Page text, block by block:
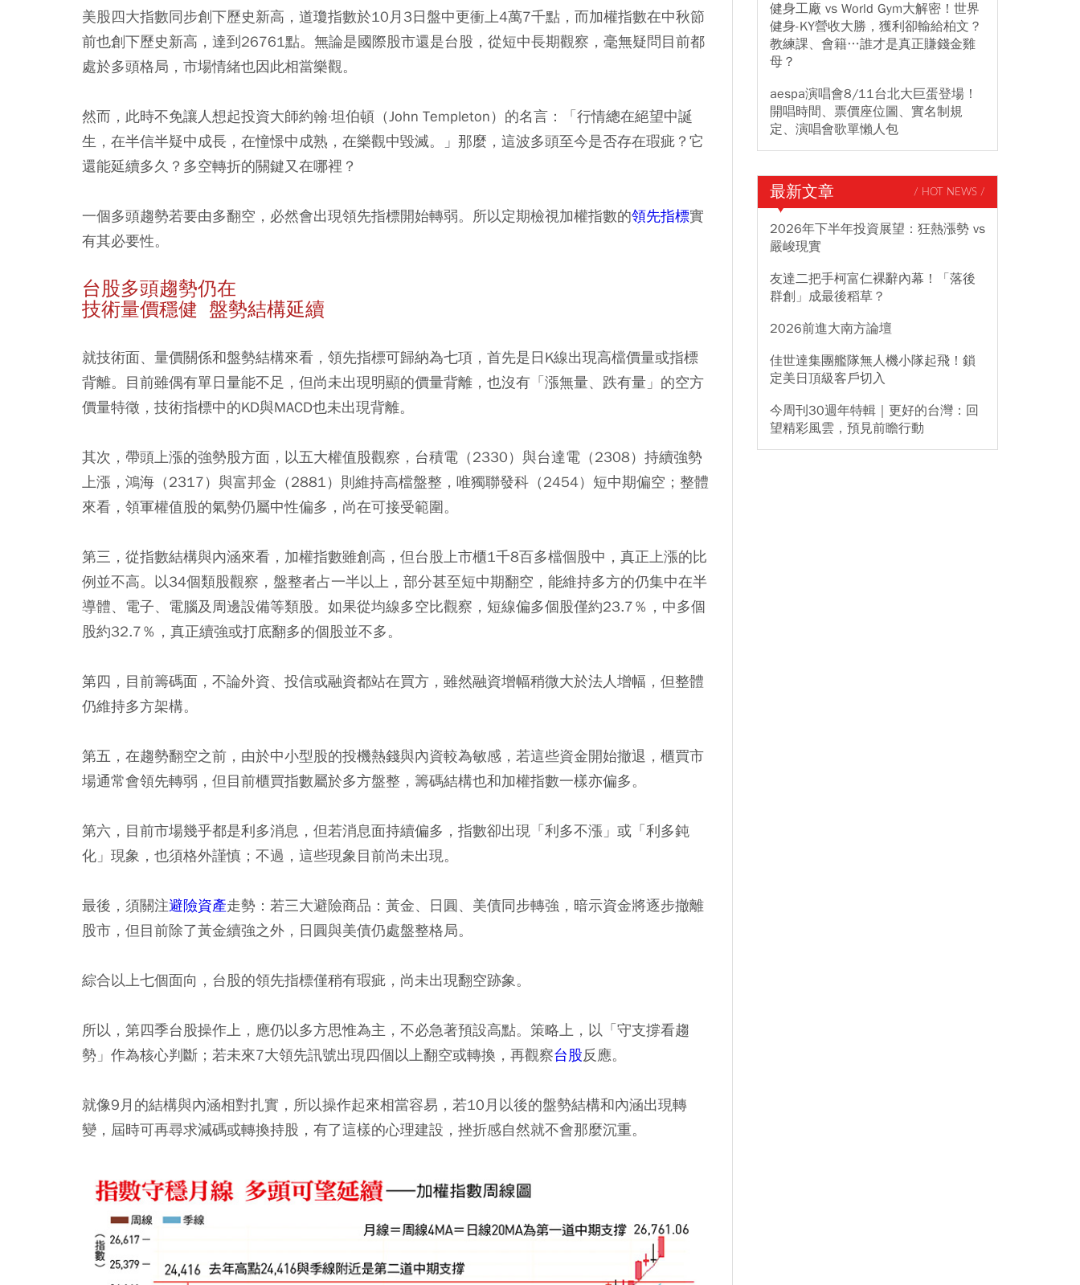
美股四大指數同步創下歷史新高，道瓊指數於10月3日盤中更衝上4萬7千點，而加權指數在中秋節
前也創下歷史新高，達到26761點。無論是國際股市還是台股，從短中長期觀察，毫無疑問目前都
處於多頭格局，市場情緒也因此相當樂觀。
然而，此時不免讓人想起投資大師約翰·坦伯頓（John Templeton）的名言：「行情總在絕望中誕
生，在半信半疑中成長，在憧憬中成熟，在樂觀中毀滅。」那麼，這波多頭至今是否存在瑕疵？它
還能延續多久？多空轉折的關鍵又在哪裡？
一個多頭趨勢若要由多翻空，必然會出現領先指標開始轉弱。所以定期檢視加權指數的領先指標實
有其必要性。
台股多頭趨勢仍在
技術量價穩健 盤勢結構延續
就技術面、量價關係和盤勢結構來看，領先指標可歸納為七項，首先是日K線出現高檔價量或指標
背離。目前雖偶有單日量能不足，但尚未出現明顯的價量背離，也沒有「漲無量、跌有量」的空方
價量特徵，技術指標中的KD與MACD也未出現背離。
其次，帶頭上漲的強勢股方面，以五大權值股觀察，台積電（2330）與台達電（2308）持續強勢
上漲，鴻海（2317）與富邦金（2881）則維持高檔盤整，唯獨聯發科（2454）短中期偏空；整體
來看，領軍權值股的氣勢仍屬中性偏多，尚在可接受範圍。
第三，從指數結構與內涵來看，加權指數雖創高，但台股上市櫃1千8百多檔個股中，真正上漲的比
例並不高。以34個類股觀察，盤整者占一半以上，部分甚至短中期翻空，能維持多方的仍集中在半
導體、電子、電腦及周邊設備等類股。如果從均線多空比觀察，短線偏多個股僅約23.7％，中多個
股約32.7％，真正續強或打底翻多的個股並不多。
第四，目前籌碼面，不論外資、投信或融資都站在買方，雖然融資增幅稍微大於法人增幅，但整體
仍維持多方架構。
第五，在趨勢翻空之前，由於中小型股的投機熱錢與內資較為敏感，若這些資金開始撤退，櫃買市
場通常會領先轉弱，但目前櫃買指數屬於多方盤整，籌碼結構也和加權指數一樣亦偏多。
第六，目前市場幾乎都是利多消息，但若消息面持續偏多，指數卻出現「利多不漲」或「利多鈍
化」現象，也須格外謹慎；不過，這些現象目前尚未出現。
最後，須關注避險資產走勢：若三大避險商品：黃金、日圓、美債同步轉強，暗示資金將逐步撤離
股市，但目前除了黃金續強之外，日圓與美債仍處盤整格局。
綜合以上七個面向，台股的領先指標僅稍有瑕疵，尚未出現翻空跡象。
所以，第四季台股操作上，應仍以多方思惟為主，不必急著預設高點。策略上，以「守支撐看趨
勢」作為核心判斷；若未來7大領先訊號出現四個以上翻空或轉換，再觀察台股反應。
就像9月的結構與內涵相對扎實，所以操作起來相當容易，若10月以後的盤勢結構和內涵出現轉
變，屆時可再尋求減碼或轉換持股，有了這樣的心理建設，挫折感自然就不會那麼沉重。
健身工廠 vs World Gym大解密！世界
健身-KY營收大勝，獲利卻輸給柏文？
教練課、會籍…誰才是真正賺錢金雞
母？
aespa演唱會8/11台北大巨蛋登場！
開唱時間、票價座位圖、實名制規
定、演唱會歌單懶人包
最新文章 / HOT NEWS /
2026年下半年投資展望：狂熱漲勢 vs
嚴峻現實
友達二把手柯富仁裸辭內幕！「落後
群創」成最後稻草？
2026前進大南方論壇
佳世達集團艦隊無人機小隊起飛！鎖
定美日頂級客戶切入
今周刊30週年特輯｜更好的台灣：回
望精彩風雲，預見前瞻行動